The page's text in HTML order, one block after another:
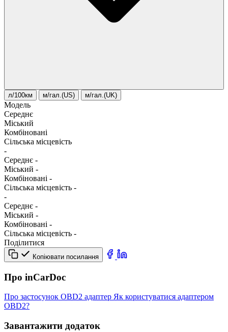
л/100км м/гал.(US) м/гал.(UK)
Модель
Середнє
Міський
Комбіновані
Сільська місцевість
-
Середнє -
Міський -
Комбіновані -
Сільська місцевість -
-
Середнє -
Міський -
Комбіновані -
Сільська місцевість -
Поділитися
Копіювати посилання
Про inCarDoc
Про застосунок OBD2 адаптер Як користуватися адаптером
OBD2?
Завантажити додаток